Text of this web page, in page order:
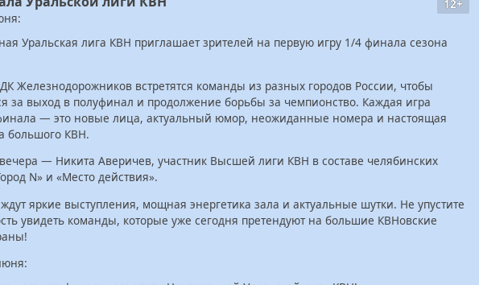
12+
Уральская лига КВН приглашает зрителей на первую игру 1/4 финала сезона
Железнодорожников встретятся команды из разных городов России, чтобы
за выход в полуфинал и продолжение борьбы за чемпионство. Каждая игра
— это новые лица, актуальный юмор, неожиданные номера и настоящая
большого КВН.
— Никита Аверичев, участник Высшей лиги КВН в составе челябинских
N» и «Место действия».
яркие выступления, мощная энергетика зала и актуальные шутки. Не упустите
увидеть команды, которые уже сегодня претендуют на большие КВНовские